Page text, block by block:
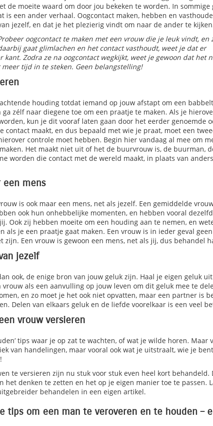
de moeite waard om door jou bekeken te worden. In sommige
is een ander verhaal. Oogcontact maken, hebben en
jezelf, en dat je het plezierig vindt om naar de ander te
oogcontact te maken met een vrouw die je leuk vindt, en
gaat glimlachen en het contact vasthoudt, weet je dat er
kant. Zodra ze na oogcontact wegkijkt, weet je gewoon dat het
tijd in te steken. Geen belangstelling!
houding totdat iemand op jouw afstapt om een
zélf naar diegene toe om een praatje te maken. Als je
kun je dit vooraf laten gaan door het eerder genoemde
contact maakt, en dus bepaald met wie je praat, moet een
controle moet hebben. Begin hier vandaag al mee om
Het maakt niet uit of het de buurvrouw is, de buurman,
worden die contact met de wereld maakt, in plaats van
een mens
is ook maar een mens, net als jezelf. Een gemiddelde
ook hun onhebbelijke momenten, en hebben vooral
Ook zij hebben moeite om een houding aan te nemen, en
als je een praatje gaat maken. Een vrouw is in ieder geval
zijn. Een vrouw is gewoon een mens, net als jij, dus behandel
jezelf
ook, de enige bron van jouw geluk zijn. Haal je eigen geluk
als een aanvulling op jouw leven om dit geluk mee te
en zo moet je het ook niet opvatten, maar een partner is
Delen van elkaars geluk en de liefde voorelkaar is een veel
vrouw versieren
tips waar je op zat te wachten, of wat je wilde horen. Maar
van handelingen, maar vooral ook wat je uitstraalt, wie je
te versieren zijn nu stuk voor stuk even heel kort behandeld.
het denken te zetten en het op je eigen manier toe te passen.
behandelen in een eigen artikel.
tips om een man te veroveren en te houden –